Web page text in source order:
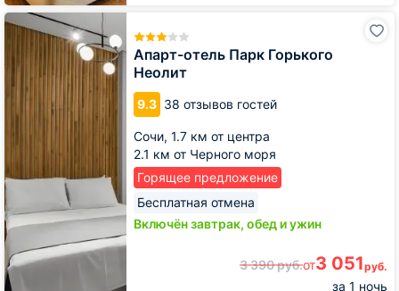
Апарт-отель Парк Горького
Неолит
9.3 38 отзывов гостей
Сочи, 1.7 км от центра
2.1 км от Черного моря
Горящее предложение
Бесплатная отмена
Включён завтрак, обед и ужин
3 390руб.от3 051руб.
за 1 ночь
Апарт-
отель
Горького